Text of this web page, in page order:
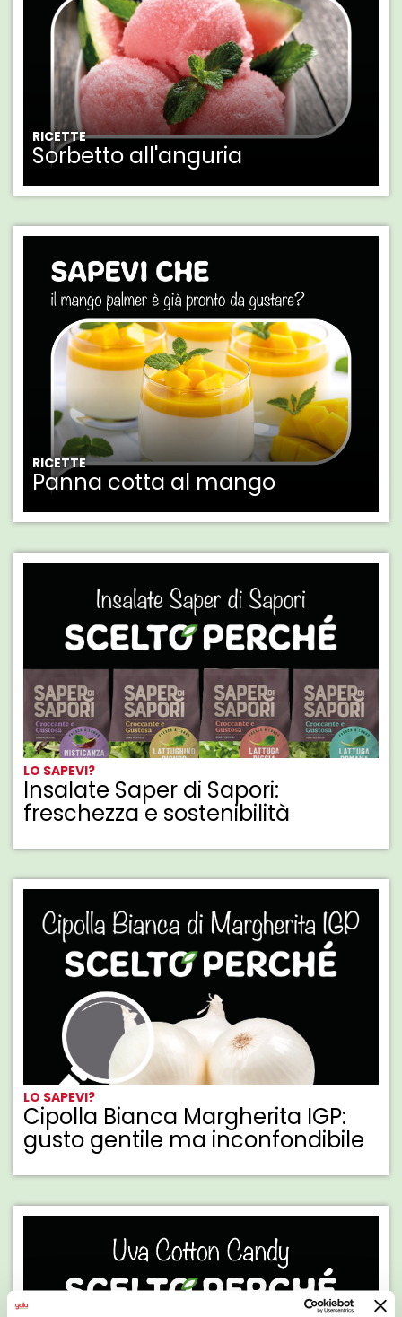
RICETTE
Sorbetto all'anguria
RICETTE
Panna cotta al mango
LO SAPEVI?
Insalate Saper di Sapori:
freschezza e sostenibilità
LO SAPEVI?
Cipolla Bianca Margherita IGP:
gusto gentile ma inconfondibile